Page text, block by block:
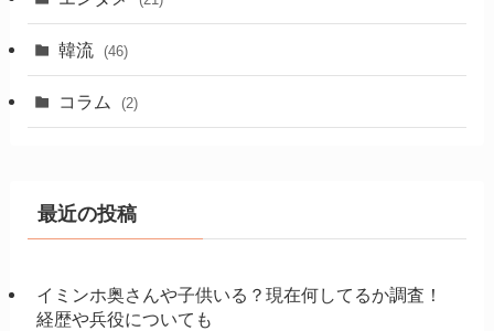
韓流 (46)
コラム (2)
最近の投稿
イミンホ奥さんや子供いる？現在何してるか調査！
経歴や兵役についても